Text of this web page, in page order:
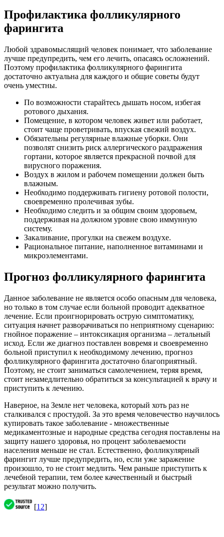
Профилактика фолликулярного
фарингита
Любой здравомыслящий человек понимает, что заболевание
лучше предупредить, чем его лечить, опасаясь осложнений.
Поэтому профилактика фолликулярного фарингита
достаточно актуальна для каждого и общие советы будут
очень уместны.
По возможности старайтесь дышать носом, избегая
ротового дыхания.
Помещение, в котором человек живет или работает,
стоит чаще проветривать, впуская свежий воздух.
Обязательны регулярные влажные уборки. Они
позволят снизить риск аллергического раздражения
гортани, которое является прекрасной почвой для
вирусного поражения.
Воздух в жилом и рабочем помещении должен быть
влажным.
Необходимо поддерживать гигиену ротовой полости,
своевременно пролечивая зубы.
Необходимо следить и за общим своим здоровьем,
поддерживая на должном уровне свою иммунную
систему.
Закаливание, прогулки на свежем воздухе.
Рациональное питание, наполненное витаминами и
микроэлементами.
Прогноз фолликулярного фарингита
Данное заболевание не является особо опасным для человека,
но только в том случае если больной проводит адекватное
лечение. Если проигнорировать острую симптоматику,
ситуация начнет разворачиваться по неприятному сценарию:
гнойное поражение – интоксикация организма – летальный
исход. Если же диагноз поставлен вовремя и своевременно
больной приступил к необходимому лечению, прогноз
фолликулярного фарингита достаточно благоприятный.
Поэтому, не стоит заниматься самолечением, теряя время,
стоит незамедлительно обратиться за консультацией к врачу и
приступить к лечению.
Наверное, на Земле нет человека, который хоть раз не
сталкивался с простудой. За это время человечество научилось
купировать такое заболевание - множественные
медикаментозные и народные средства сегодня поставлены на
защиту нашего здоровья, но процент заболеваемости
населения меньше не стал. Естественно, фолликулярный
фарингит лучше предупредить, но, если уже заражение
произошло, то не стоит медлить. Чем раньше приступить к
лечебной терапии, тем более качественный и быстрый
результат можно получить.
[12]